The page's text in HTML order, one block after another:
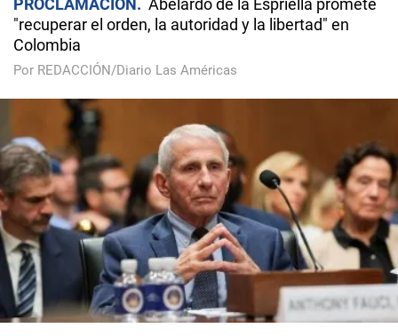
PROCLAMACIÓN
Abelardo de la Espriella promete
"recuperar el orden, la autoridad y la libertad" en
Colombia
Por REDACCIÓN/Diario Las Américas